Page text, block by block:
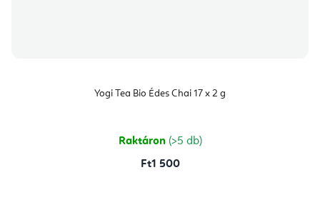
Yogi Tea Bio Édes Chai 17 x 2 g
Raktáron (>5 db)
Ft1 500